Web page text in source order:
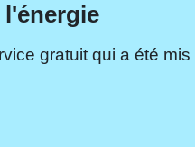
gratuit qui a été